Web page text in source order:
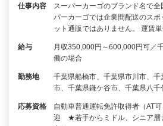
仕事内容
スーパーカーゴのブランド名で
パーカーゴでは企業間配送のス
ット通販ではありません。 運賃
給与
月収350,000円～600,000円可／
働の場合
勤務地
千葉県船橋市、千葉県市川市、
市、千葉県鎌ケ谷市、千葉県八
応募資格
自動車普通運転免許取得者（AT
迎 ★若手からミドル、シニア層